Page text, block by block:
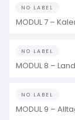
NO LABEL
MODUL 7 –
NO LABEL
MODUL 8 –
NO LABEL
MODUL 9 –